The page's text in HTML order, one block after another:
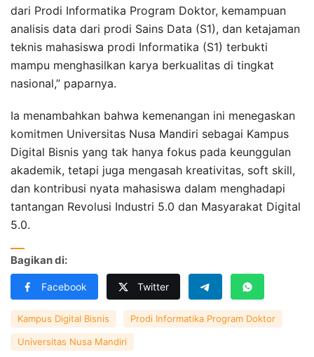
dari Prodi Informatika Program Doktor, kemampuan
analisis data dari prodi Sains Data (S1), dan ketajaman
teknis mahasiswa prodi Informatika (S1) terbukti
mampu menghasilkan karya berkualitas di tingkat
nasional,” paparnya.
Ia menambahkan bahwa kemenangan ini menegaskan
komitmen Universitas Nusa Mandiri sebagai Kampus
Digital Bisnis yang tak hanya fokus pada keunggulan
akademik, tetapi juga mengasah kreativitas, soft skill,
dan kontribusi nyata mahasiswa dalam menghadapi
tantangan Revolusi Industri 5.0 dan Masyarakat Digital
5.0.
Bagikan di:
Facebook Twitter
Kampus Digital Bisnis Prodi Informatika Program Doktor
Universitas Nusa Mandiri